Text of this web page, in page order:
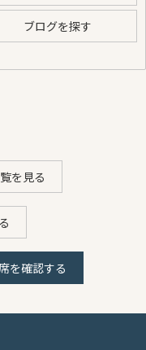
ブログを探す
を見る
を確認する